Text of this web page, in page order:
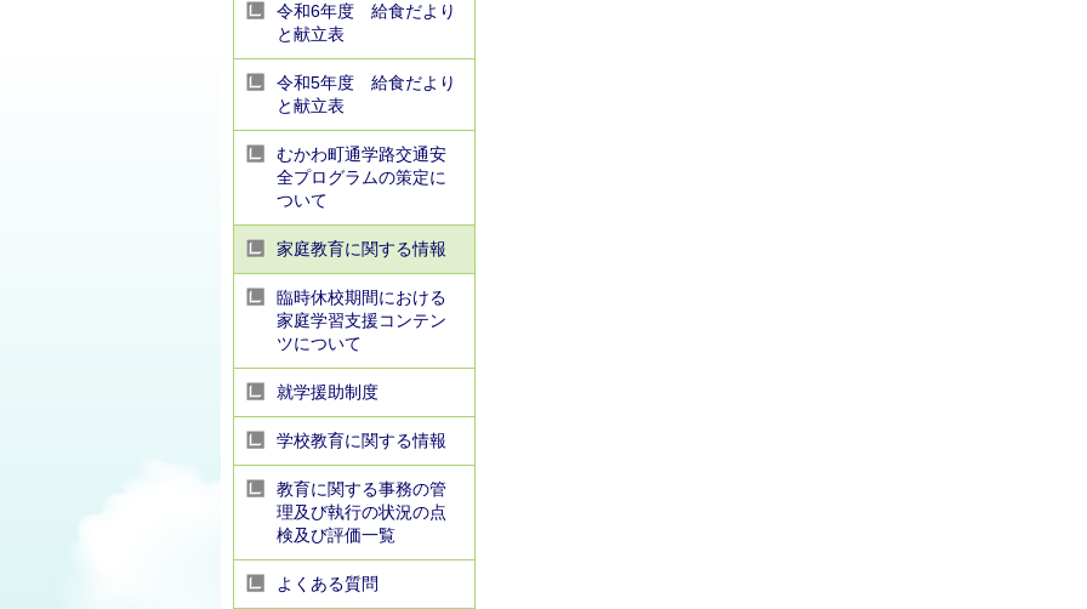
令和6年度 給食だより
と献立表
令和5年度 給食だより
と献立表
むかわ町通学路交通安
全プログラムの策定に
ついて
家庭教育に関する情報
臨時休校期間における
家庭学習支援コンテン
ツについて
就学援助制度
学校教育に関する情報
教育に関する事務の管
理及び執行の状況の点
検及び評価一覧
よくある質問